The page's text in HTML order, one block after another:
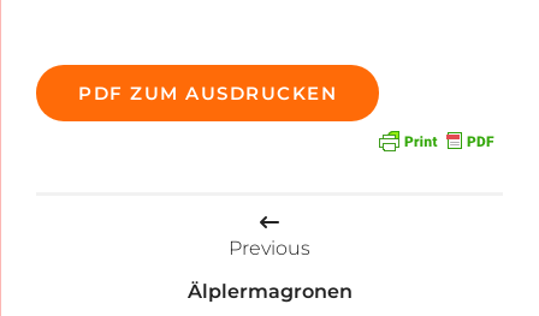
PDF ZUM AUSDRUCKEN
Beitragsnavigation
Previous
Älplermagronen